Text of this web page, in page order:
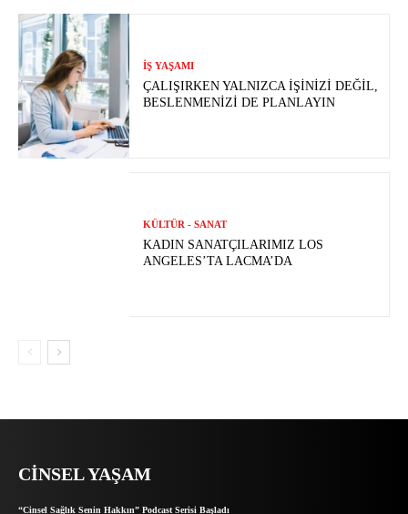
İŞ YAŞAMI
ÇALIŞIRKEN YALNIZCA İŞINIZI DEĞIL,
BESLENMENIZI DE PLANLAYIN
KÜLTÜR - SANAT
KADIN SANATÇILARIMIZ LOS
ANGELES’TA LACMA’DA
CINSEL YAŞAM
“Cinsel Sağlık Senin Hakkın” Podcast Serisi Başladı